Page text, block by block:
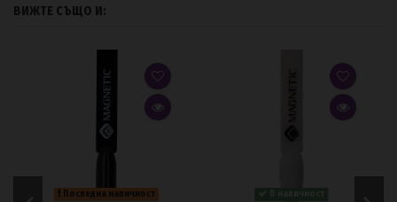
ВИЖТЕ СЪЩО И:
Последна наличност